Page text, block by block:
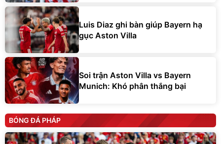
Luis Diaz ghi bàn giúp Bayern hạ
gục Aston Villa
Soi trận Aston Villa vs Bayern
Munich: Khó phân thắng bại
BÓNG ĐÁ PHÁP